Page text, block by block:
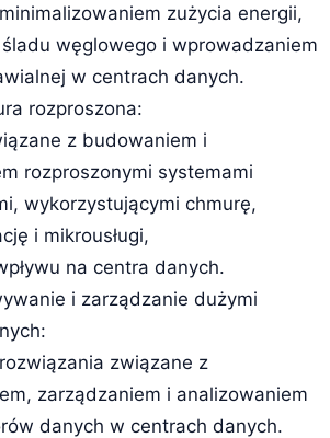
zużycia energii,
węglowego i wprowadzaniem
w centrach danych.
rozproszona:
z budowaniem i
rozproszonymi systemami
wykorzystującymi chmurę,
i mikrousługi,
na centra danych.
i zarządzanie dużymi
związane z
zarządzaniem i analizowaniem
danych w centrach danych.